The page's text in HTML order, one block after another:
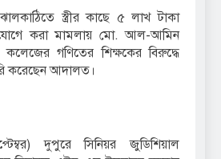
ঝালকাঠিতে স্ত্রীর কাছে ৫ লাখ টাকা
করা মামলায় মো. আল-আমিন
কলেজের গণিতের শিক্ষকের বিরুদ্ধে
করেছেন আদালত।
দুপুরে সিনিয়র জুডিশিয়াল